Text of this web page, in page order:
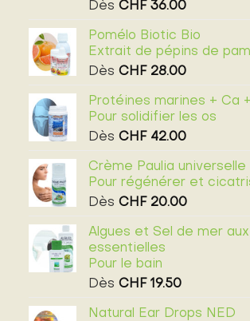
Dès CHF36.00
Pomélo Biotic Bio
Extrait de pépins de
Dès CHF28.00
Protéines marines + Ca
Pour solidifier les os
Dès CHF42.00
Crème Paulia universelle
Pour régénérer et
Dès CHF20.00
Algues et Sel de mer aux
essentielles
Pour le bain
Dès CHF19.50
Natural Ear Drops NED